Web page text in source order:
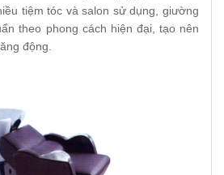
tiệm tóc và salon sử dụng, giường
theo phong cách hiện đại, tạo nên
động.